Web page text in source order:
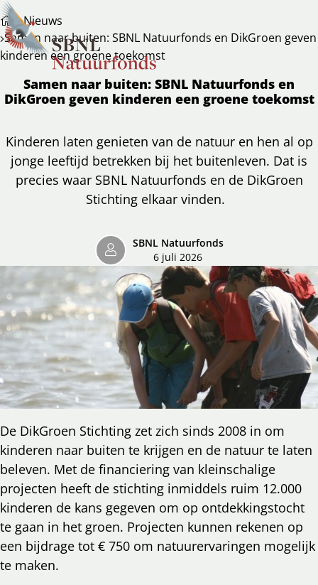
Nieuws
Samen naar buiten: SBNL Natuurfonds en DikGroen geven
kinderen een groene toekomst
Samen naar buiten: SBNL Natuurfonds en
DikGroen geven kinderen een groene toekomst
Kinderen laten genieten van de natuur en hen al op
jonge leeftijd betrekken bij het buitenleven. Dat is
precies waar SBNL Natuurfonds en de DikGroen
Stichting elkaar vinden.
SBNL Natuurfonds
6 juli 2026
De DikGroen Stichting zet zich sinds 2008 in om
kinderen naar buiten te krijgen en de natuur te laten
beleven. Met de financiering van kleinschalige
projecten heeft de stichting inmiddels ruim 12.000
kinderen de kans gegeven om op ontdekkingstocht
te gaan in het groen. Projecten kunnen rekenen op
een bijdrage tot € 750 om natuurervaringen mogelijk
te maken.